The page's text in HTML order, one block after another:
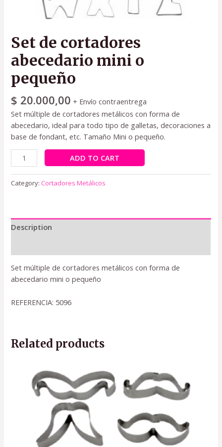
Set de cortadores
abecedario mini o
pequeño
$ 20.000,00 + Envío contraentrega
Set múltiple de cortadores metálicos con forma de
abecedario, ideal para todo tipo de galletas, decoraciones a
base de fondant, etc. Tamaño Mini o pequeño.
ADD TO CART
Category: Cortadores Metálicos
Description
Set múltiple de cortadores metálicos con forma de
abecedario mini o pequeño
REFERENCIA: 5096
Related products